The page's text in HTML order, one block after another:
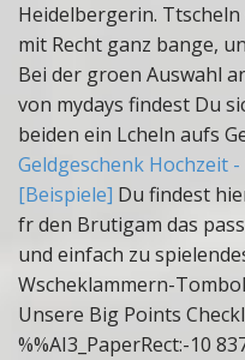
Heidelbergerin.
mit Recht ganz bange,
Bei der groen Auswahl
von mydays findest Du
beiden ein Lcheln aufs
Geldgeschenk Hochzeit
[Beispiele] Du findest
fr den Brutigam das
und einfach zu
Wscheklammern-
Unsere Big Points
%%AI3_PaperRect:-10